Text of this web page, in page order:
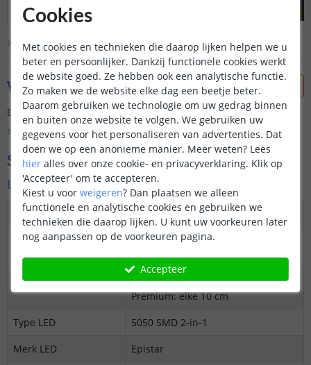
Bekijk alleklantfoto’s
Vraag & antwoord
Er is nog geen vraag gesteld over dit product.
Bekijk alle Vraag & antwoord
Specificaties
Ledstrip
Dimbaar
Ja
3M plakstrip over
gehele lengte
Ja
Op maat te knippen
Basic: elke 20 cm
Premium: elke 10 cm
Type LED
5050 SMD 2-in-1
Merk LED
Epistar
Cookies
Met cookies en technieken die daarop lijken helpen we u
beter en persoonlijker. Dankzij functionele cookies werkt
de website goed. Ze hebben ook een analytische functie.
Zo maken we de website elke dag een beetje beter.
Daarom gebruiken we technologie om uw gedrag binnen
en buiten onze website te volgen. We gebruiken uw
gegevens voor het personaliseren van advertenties. Dat
doen we op een anonieme manier. Meer weten? Lees
hier alles over onze cookie- en privacyverklaring. Klik op
'Accepteer' om te accepteren.
Kiest u voor weigeren? Dan plaatsen we alleen
functionele en analytische cookies en gebruiken we
technieken die daarop lijken. U kunt uw voorkeuren later
nog aanpassen op de voorkeuren pagina.
Accepteer